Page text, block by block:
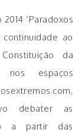
‘Paradoxos
ao
da
espaços
debater as
a partir das